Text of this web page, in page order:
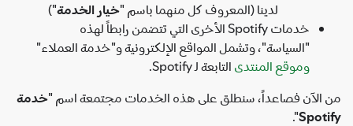
لدينا (المعروف كل منهما باسم "خيار الخدمة")
خدمات Spotify الأخرى التي تتضمن رابطاً لهذه
"السياسة"، وتشمل المواقع الإلكترونية و"خدمة العملاء"
وموقع المنتدىالتابعة لـ Spotify.
فصاعداً، سنطلق على هذه الخدمات مجتمعة اسم "خدمة
".